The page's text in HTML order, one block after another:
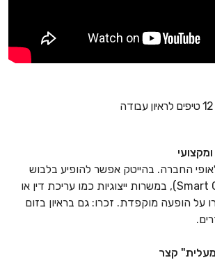
החברה. בהייטק אפשר להופיע בלבוש
חכם־יומיומי (Smart Casual), במשרות ייצוגיות כמו עריכת דין או
על הופעה מוקפדת. זכרו: גם בראיון בזום